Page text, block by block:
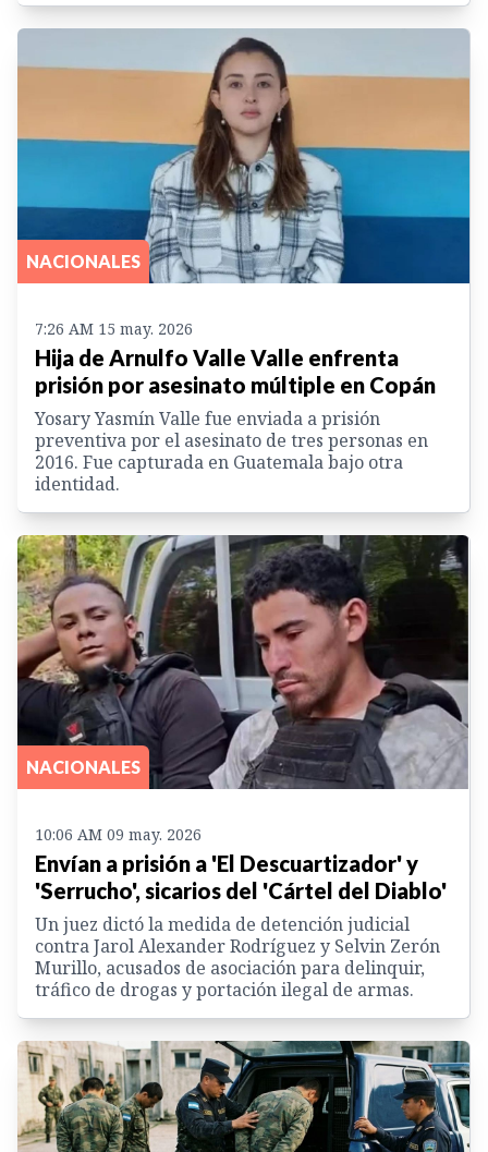
NACIONALES
7:26 AM 15 may. 2026
Hija de Arnulfo Valle Valle enfrenta
prisión por asesinato múltiple en Copán
Yosary Yasmín Valle fue enviada a prisión
preventiva por el asesinato de tres personas en
2016. Fue capturada en Guatemala bajo otra
identidad.
NACIONALES
10:06 AM 09 may. 2026
Envían a prisión a 'El Descuartizador' y
'Serrucho', sicarios del 'Cártel del Diablo'
Un juez dictó la medida de detención judicial
contra Jarol Alexander Rodríguez y Selvin Zerón
Murillo, acusados de asociación para delinquir,
tráfico de drogas y portación ilegal de armas.